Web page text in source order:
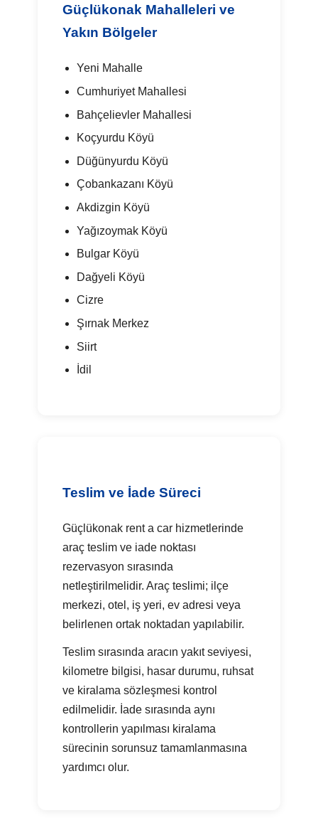
Güçlükonak Mahalleleri ve
Yakın Bölgeler
Yeni Mahalle
Cumhuriyet Mahallesi
Bahçelievler Mahallesi
Koçyurdu Köyü
Düğünyurdu Köyü
Çobankazanı Köyü
Akdizgin Köyü
Yağızoymak Köyü
Bulgar Köyü
Dağyeli Köyü
Cizre
Şırnak Merkez
Siirt
İdil
Teslim ve İade Süreci
Güçlükonak rent a car hizmetlerinde
araç teslim ve iade noktası
rezervasyon sırasında
netleştirilmelidir. Araç teslimi; ilçe
merkezi, otel, iş yeri, ev adresi veya
belirlenen ortak noktadan yapılabilir.
Teslim sırasında aracın yakıt seviyesi,
kilometre bilgisi, hasar durumu, ruhsat
ve kiralama sözleşmesi kontrol
edilmelidir. İade sırasında aynı
kontrollerin yapılması kiralama
sürecinin sorunsuz tamamlanmasına
yardımcı olur.